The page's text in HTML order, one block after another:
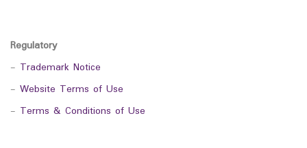
Regulatory
- Trademark Notice
- Website Terms of Use
- Terms & Conditions of Use